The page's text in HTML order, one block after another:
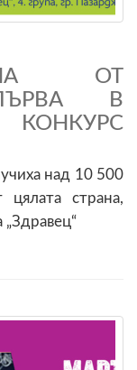
ОТ
В
над 10 500
страна,